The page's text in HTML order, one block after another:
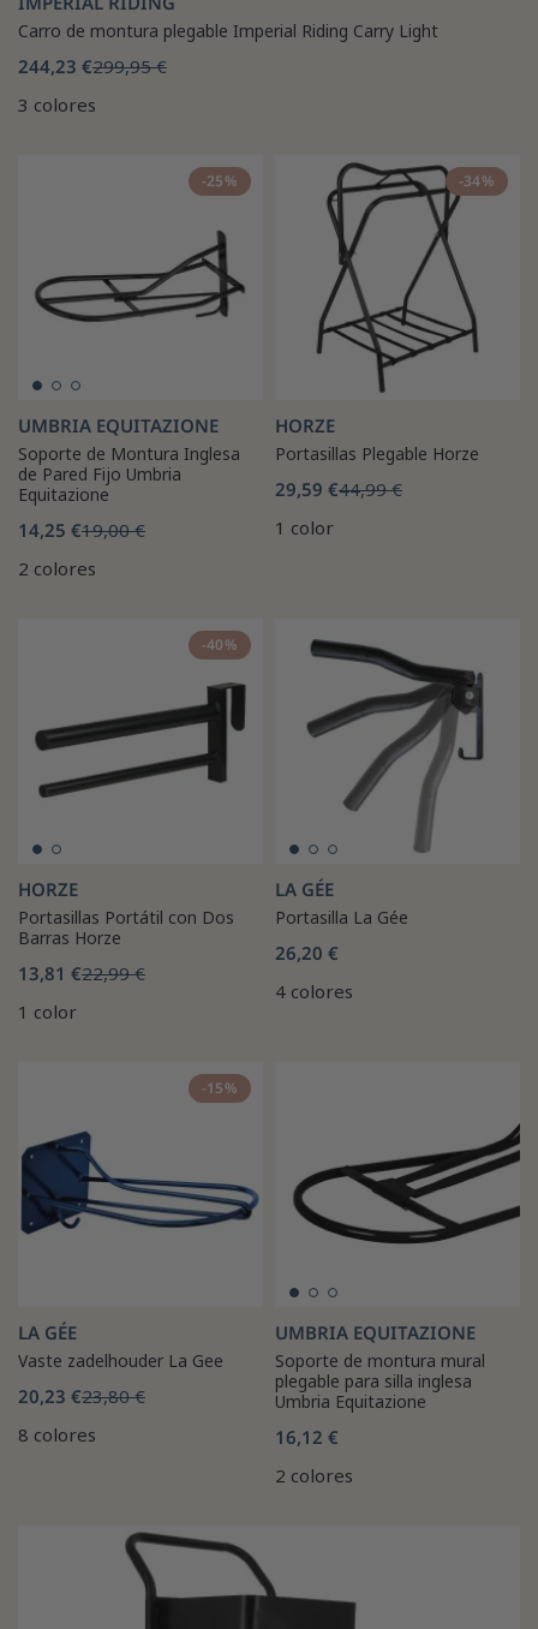
Carro de montura plegable Imperial Riding Carry Light
244,23 €299,95 €
3 colores
-25%
UMBRIA EQUITAZIONE
Soporte de Montura Inglesa
de Pared Fijo Umbria
Equitazione
14,25 €19,00 €
2 colores
-34%
HORZE
Portasillas Plegable Horze
29,59 €44,99 €
1 color
-40%
HORZE
Portasillas Portátil con Dos
Barras Horze
13,81 €22,99 €
1 color
LA GÉE
Portasilla La Gée
26,20 €
4 colores
-15%
LA GÉE
Vaste zadelhouder La Gee
20,23 €23,80 €
8 colores
UMBRIA EQUITAZIONE
Soporte de montura mural
plegable para silla inglesa
Umbria Equitazione
16,12 €
2 colores